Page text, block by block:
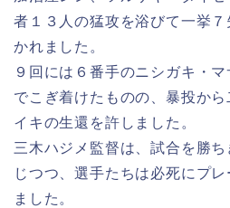
者１３人の猛攻を浴びて一挙
かれました。
９回には６番手のニシガキ・
でこぎ着けたものの、暴投か
イキの生還を許しました。
三木ハジメ監督は、試合を勝
じつつ、選手たちは必死にプ
ました。